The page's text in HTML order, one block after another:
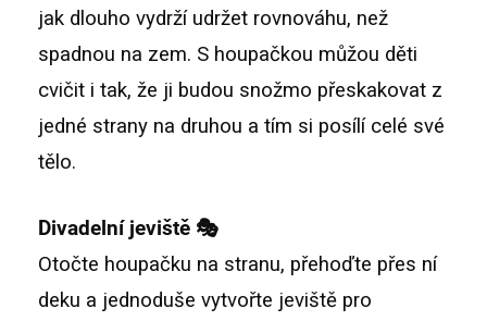
jak dlouho vydrží udržet rovnováhu, než
spadnou na zem. S houpačkou můžou děti
cvičit i tak, že ji budou snožmo přeskakovat z
jedné strany na druhou a tím si posílí celé své
tělo.
Divadelní jeviště 🎭
Otočte houpačku na stranu, přehoďte přes ní
deku a jednoduše vytvořte jeviště pro